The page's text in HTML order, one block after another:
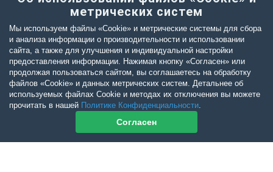
метрических систем
Мы используем файлы «Cookie» и метрические системы для сбора
и анализа информации о производительности и использовании
сайта, а также для улучшения и индивидуальной настройки
предоставления информации. Нажимая кнопку «Согласен» или
продолжая пользоваться сайтом, вы соглашаетесь на обработку
файлов «Cookie» и данных метрических систем. Детальнее об
используемых файлах Cookie и методах их отключения вы можете
прочитать в нашей Политике Конфиденциальности.
Согласен